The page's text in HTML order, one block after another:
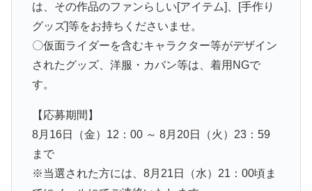
は、その作品のファンらしい[アイテム]、[手作り
グッズ]等をお持ちくださいませ。
〇仮面ライダーを含むキャラクター等がデザイン
されたグッズ、洋服・カバン等は、着用NGで
す。
【応募期間】
8月16日（金）12：00 ～ 8月20日（火）23：59
まで
※当選された方には、8月21日（水）21：00頃ま